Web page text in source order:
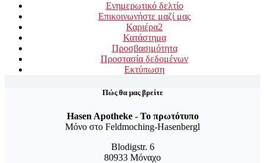
Ενημερωτικό δελτίο
Επικοινωνήστε μαζί μας
Καριέρα2
Κατάστημα
Προσβασιμότητα
Προστασία δεδομένων
Εκτύπωση
Πώς θα μας βρείτε
Hasen Apotheke - Το πρωτότυπο
Μόνο στο Feldmoching-Hasenbergl
Blodigstr. 6
80933 Μόναχο